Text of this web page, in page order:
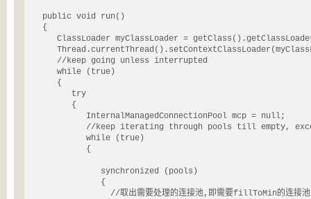
   public void run()
   {
ClassLoader myClassLoader =
      //keep going unless interrupted
      while (true)
      {
         try
         {
            InternalManagedConnectionPool mcp = null;
//keep iterating through pools till empty,
            while (true)
            {
               synchronized (pools)
               {